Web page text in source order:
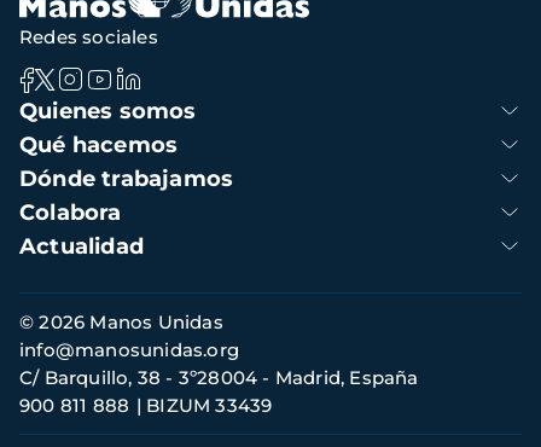
Navegación
principal
Quienes somos
Qué hacemos
Dónde trabajamos
Colabora
Actualidad
Redes sociales
Información
de
contacto
© 2026 Manos Unidas
C/ Barquillo, 38 - 3º28004 - Madrid, España
900 811 888
BIZUM 33439
info@manosunidas.org